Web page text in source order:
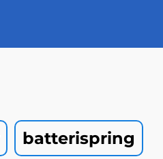
batterispring